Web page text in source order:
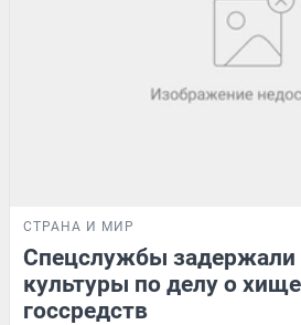
СТРАНА И МИР
Спецслужбы задержали
культуры по делу о
госсредств